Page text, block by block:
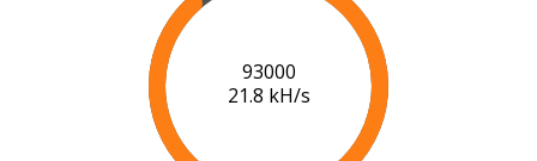
94000
21.8 kH/s